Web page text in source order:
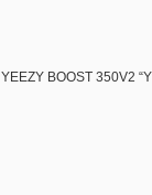
YEEZY BOOST 350V2